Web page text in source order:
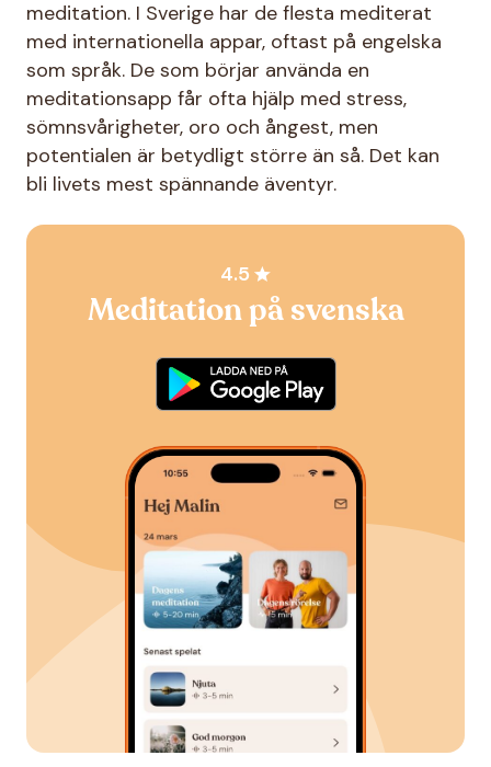
meditation. I Sverige har de flesta mediterat
med internationella appar, oftast på engelska
som språk. De som börjar använda en
meditationsapp får ofta hjälp med stress,
sömnsvårigheter, oro och ångest, men
potentialen är betydligt större än så. Det kan
bli livets mest spännande äventyr.
Meditation på svenska
4.5